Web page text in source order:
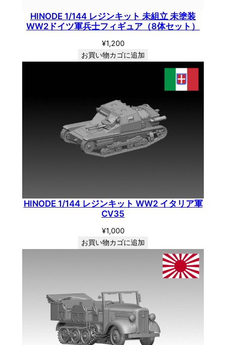
HINODE 1/144 レジンキット 未組立 未塗装
WW2ドイツ軍兵士フィギュア（8体セット）
¥1,200
お買い物カゴに追加
HINODE 1/144 レジンキット WW2 イタリア軍
CV35
¥1,000
お買い物カゴに追加